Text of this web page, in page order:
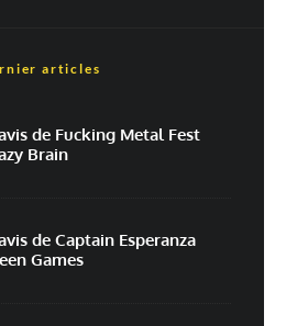
mail et mon site dans le navigateur pour
articles
de Fucking Metal Fest
Brain
de Captain Esperanza
Games